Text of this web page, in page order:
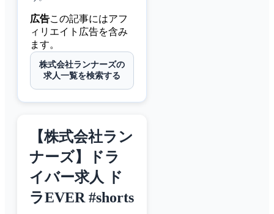
広告この記事にはアフ
ィリエイト広告を含み
ます。
株式会社ランナーズの
求人一覧を検索する
【株式会社ラン
ナーズ】ドラ
イバー求人 ド
ラEVER #shorts